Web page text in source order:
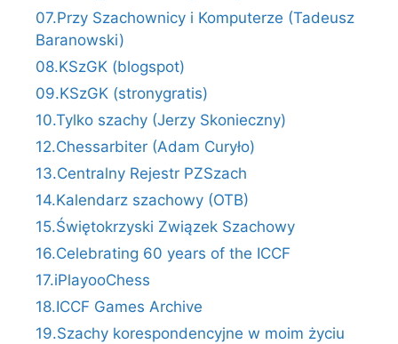
07.Przy Szachownicy i Komputerze (Tadeusz
Baranowski)
08.KSzGK (blogspot)
09.KSzGK (stronygratis)
10.Tylko szachy (Jerzy Skonieczny)
12.Chessarbiter (Adam Curyło)
13.Centralny Rejestr PZSzach
14.Kalendarz szachowy (OTB)
15.Świętokrzyski Związek Szachowy
16.Celebrating 60 years of the ICCF
17.iPlayooChess
18.ICCF Games Archive
19.Szachy korespondencyjne w moim życiu